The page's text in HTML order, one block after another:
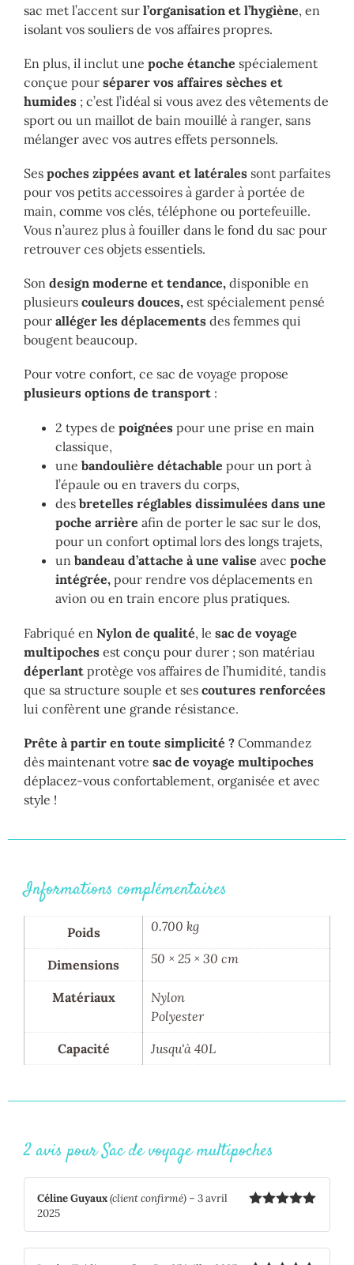
sac met l’accent sur l’organisation et l’hygiène, en
isolant vos souliers de vos affaires propres.
En plus, il inclut une poche étanche spécialement
conçue pour séparer vos affaires sèches et
humides ; c’est l’idéal si vous avez des vêtements de
sport ou un maillot de bain mouillé à ranger, sans
mélanger avec vos autres effets personnels.
Ses poches zippées avant et latérales sont parfaites
pour vos petits accessoires à garder à portée de
main, comme vos clés, téléphone ou portefeuille.
Vous n’aurez plus à fouiller dans le fond du sac pour
retrouver ces objets essentiels.
Son design moderne et tendance, disponible en
plusieurs couleurs douces, est spécialement pensé
pour alléger les déplacements des femmes qui
bougent beaucoup.
Pour votre confort, ce sac de voyage propose
plusieurs options de transport :
2 types de poignées pour une prise en main
classique,
une bandoulière détachable pour un port à
l’épaule ou en travers du corps,
des bretelles réglables dissimulées dans une
poche arrière afin de porter le sac sur le dos,
pour un confort optimal lors des longs trajets,
un bandeau d’attache à une valise avec poche
intégrée, pour rendre vos déplacements en
avion ou en train encore plus pratiques.
Fabriqué en Nylon de qualité, le sac de voyage
multipoches est conçu pour durer ; son matériau
déperlant protège vos affaires de l’humidité, tandis
que sa structure souple et ses coutures renforcées
lui confèrent une grande résistance.
Prête à partir en toute simplicité ? Commandez
dès maintenant votre sac de voyage multipoches
déplacez-vous confortablement, organisée et avec
style !
Informations complémentaires
Poids 0.700 kg
Dimensions 50 × 25 × 30 cm
Matériaux
Nylon
Polyester
Capacité Jusqu'à 40L
2 avis pourSac de voyage multipoches
5
Céline Guyaux(client confirmé) – 3 avril
2025